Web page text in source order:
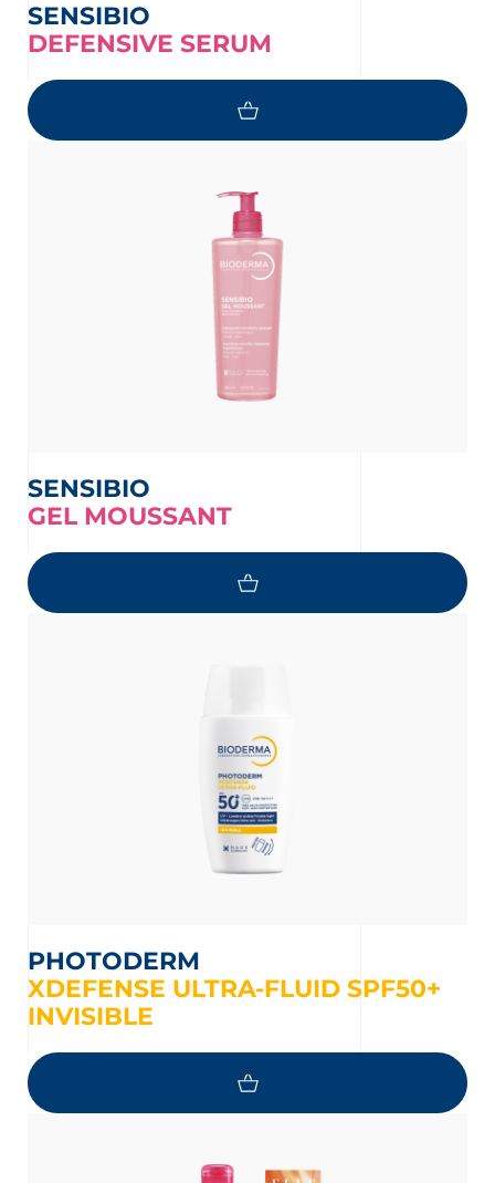
SENSIBIO
DEFENSIVE SERUM
SENSIBIO
GEL MOUSSANT
PHOTODERM
XDEFENSE ULTRA-FLUID SPF50+
INVISIBLE